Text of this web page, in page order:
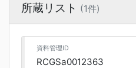
所蔵リスト (1件)
資料管理ID
RCGSa0012363